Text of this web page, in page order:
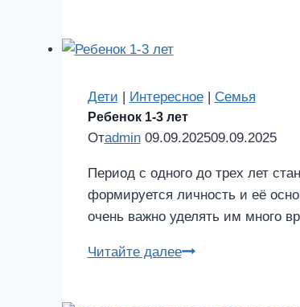
возрасте
отдавать
ребенка
спортивные
секции
Дети | Интересное| Семья
Ребенок 1-3 лет
Отadmin 09.09.202509.09.2025
Период с одного до трех лет
формируется личность и её
очень важно уделять им много
Читайте далееРебенок